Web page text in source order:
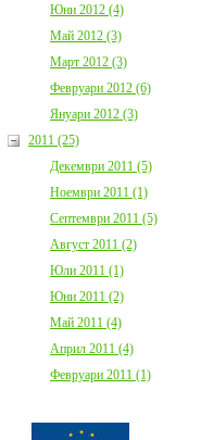
Юни 2012 (4)
Май 2012 (3)
Март 2012 (3)
Февруари 2012 (6)
Януари 2012 (3)
2011 (25)
Декември 2011 (5)
Ноември 2011 (1)
Септември 2011 (5)
Август 2011 (2)
Юли 2011 (1)
Юни 2011 (2)
Май 2011 (4)
Април 2011 (4)
Февруари 2011 (1)